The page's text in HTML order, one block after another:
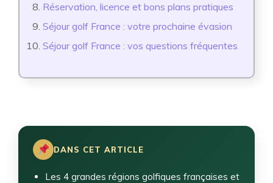
Réservation, licence et bons plans pratiques
Séjour golf France : votre prochaine évasion
Séjour golf France : vos questions fréquentes
DANS CET ARTICLE
Les 4 grandes régions golfiques françaises et